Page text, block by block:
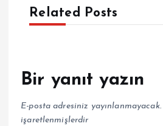
Related Posts
Bir yanıt yazın
E-posta adresiniz yayınlanmayacak.
işaretlenmişlerdir